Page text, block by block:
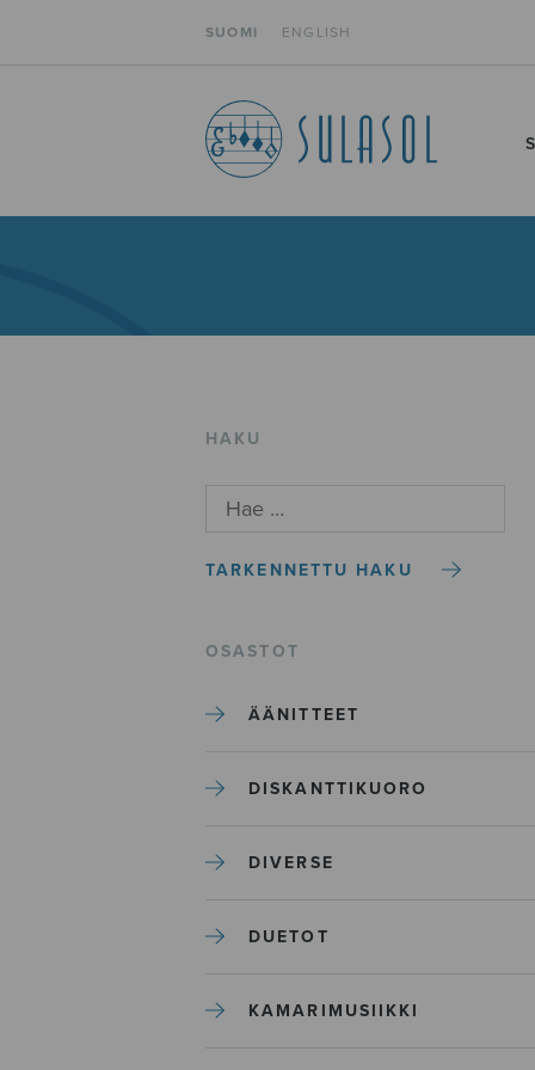
SUOMI ENGLISH
HAKU
TARKENNETTU HAKU
OSASTOT
ÄÄNITTEET
DISKANTTIKUORO
DIVERSE
DUETOT
KAMARIMUSIIKKI